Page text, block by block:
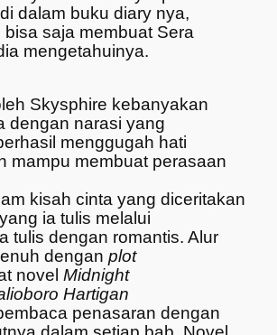
dalam buku diary nya,
bisa saja membuat Sera
mengetahuinya.
Skysphire kebanyakan
dengan narasi yang
menggugah hati
mampu membuat perasaan
kisah cinta yang diceritakan
ia tulis melalui
tulis dengan romantis. Alur
denganplot
novelMidnight
Hartigan
penasaran dengan